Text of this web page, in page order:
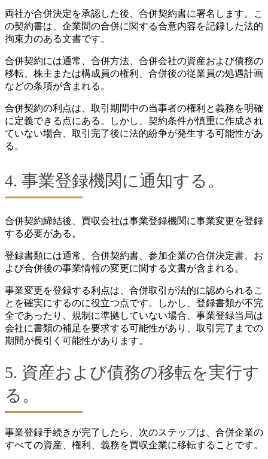
両社が合併決定を承認した後、合併契約書に署名します。こ
の契約書は、企業間の合併に関する合意内容を記録した法的
拘束力のある文書です。
合併契約には通常、合併方法、合併会社の資産および債務の
移転、株主または構成員の権利、合併後の従業員の処遇計画
などの条項が含まれる。
合併契約の利点は、取引期間中の当事者の権利と義務を明確
に定義できる点にある。しかし、契約条件が慎重に作成され
ていない場合、取引完了後に法的紛争が発生する可能性があ
る。
4. 事業登録機関に通知する。
合併契約締結後、買収会社は事業登録機関に事業変更を登録
する必要がある。
登録書類には通常、合併契約書、参加企業の合併決定書、お
よび合併後の事業情報の変更に関する文書が含まれる。
事業変更を登録する利点は、合併取引が法的に認められるこ
とを確実にするのに役立つ点です。しかし、登録書類が不完
全であったり、規制に準拠していない場合、事業登録当局は
会社に書類の補足を要求する可能性があり、取引完了までの
期間が長引く可能性があります。
5. 資産および債務の移転を実行す
る。
事業登録手続きが完了したら、次のステップは、合併企業の
すべての資産、権利、義務を買収企業に移転することです。